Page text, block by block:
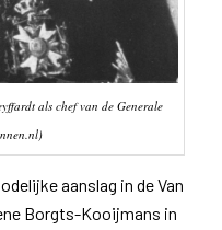
als chef van de Generale
aanslag in de Van
Borgts-Kooijmans in